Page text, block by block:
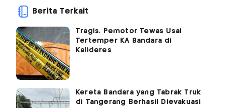
Berita Terkait
Tragis, Pemotor Tewas Usai
Tertemper KA Bandara di
Kalideres
Kereta Bandara yang Tabrak Truk
di Tangerang Berhasil Dievakuasi